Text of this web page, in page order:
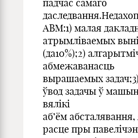
падчас самаго
АВМ:1) малая
атрымліваемых
(да10%);2)
абмежаванасць
вырашаемых
ўвод задачы ў
вялікі
аб’ём абсталявання,
расце пры